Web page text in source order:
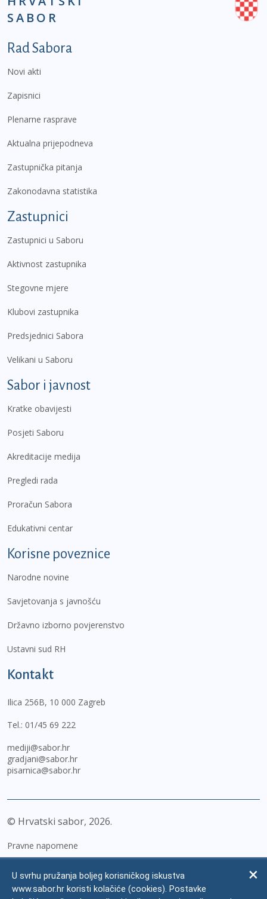
SABOR
Podnožje prvi izbornik
Rad Sabora
Novi akti
Zapisnici
Plenarne rasprave
Aktualna prijepodneva
Zastupnička pitanja
Zakonodavna statistika
Zastupnici
Zastupnici u Saboru
Aktivnost zastupnika
Stegovne mjere
Klubovi zastupnika
Predsjednici Sabora
Velikani u Saboru
Sabor i javnost
Kratke obavijesti
Posjeti Saboru
Akreditacije medija
Pregledi rada
Proračun Sabora
Edukativni centar
Korisne poveznice
Narodne novine
Savjetovanja s javnošću
Državno izborno povjerenstvo
Ustavni sud RH
Kontakt
Ilica 256B, 10 000 Zagreb
Tel.: 01/45 69 222
mediji@sabor.hr
gradjani@sabor.hr
pisarnica@sabor.hr
© Hrvatski sabor, 2026
Pravne napomene
Zaštita osobnih podataka
U svrhu pružanja boljeg korisničkog iskustva
www.sabor.hr koristi kolačiće (cookies). Postavke